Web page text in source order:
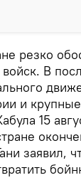
резко
В
и
15
заявил,